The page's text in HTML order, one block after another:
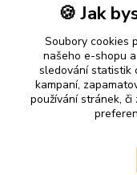
🍪 Jak
Soubory cookies
našeho e-shopu
sledování statistik
kampaní,
používání stránek,